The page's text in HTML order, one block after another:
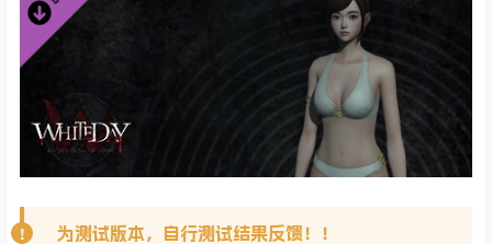
为测试版本，自行测试结果反馈！！